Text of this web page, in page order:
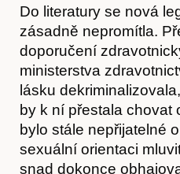
Do literatury se nová
zásadně nepromítla.
doporučení
ministerstva
lásku
by k ní přestala chovat
bylo stále nepřijatelné
sexuální orientaci
snad dokonce